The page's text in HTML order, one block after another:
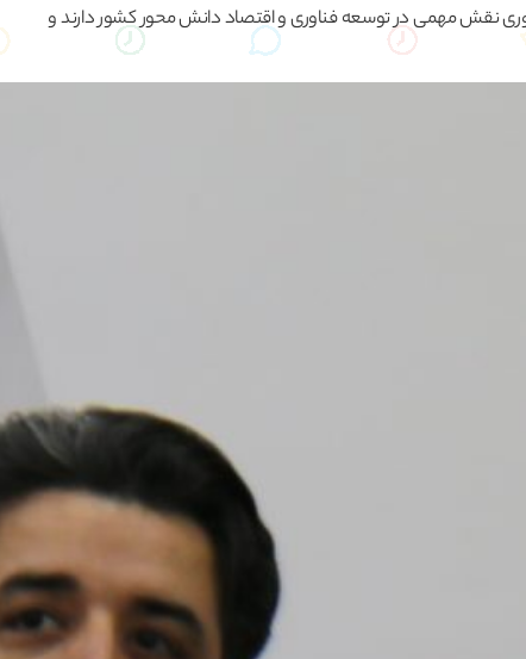
نقش مهمی در توسعه فناوری و اقتصاد دانش محور کشور دارند و